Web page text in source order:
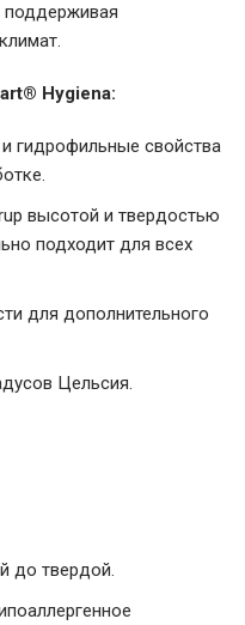
поддерживая
Hygiena:
гидрофильные свойства
высотой и твердостью
подходит для всех
для дополнительного
Цельсия.
до твердой.